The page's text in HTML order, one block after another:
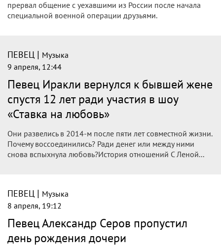
прервал общение с уехавшими из России после начала
специальной военной операции друзьями.
ПЕВЕЦ | Музыка
9 апреля, 12:44
Певец Иракли вернулся к бывшей жене
спустя 12 лет ради участия в шоу
«Ставка на любовь»
Они развелись в 2014-м после пяти лет совместной жизни.
Почему воссоединились? Ради денег или между ними
снова вспыхнула любовь?История отношений С Леной...
ПЕВЕЦ | Музыка
8 апреля, 19:12
Певец Александр Серов пропустил
день рождения дочери